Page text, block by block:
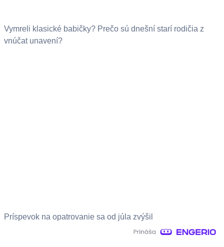
Vymreli klasické babičky? Prečo sú dnešní starí rodičia z
vnúčat unavení?
Príspevok na opatrovanie sa od júla zvýšil